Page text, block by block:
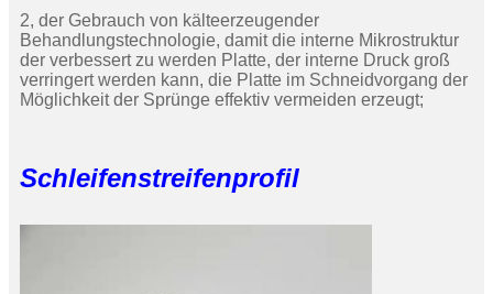
2, der Gebrauch von kälteerzeugender
Behandlungstechnologie, damit die interne Mikrostruktur
der verbessert zu werden Platte, der interne Druck groß
verringert werden kann, die Platte im Schneidvorgang der
Möglichkeit der Sprünge effektiv vermeiden erzeugt;
Schleifenstreifenprofil